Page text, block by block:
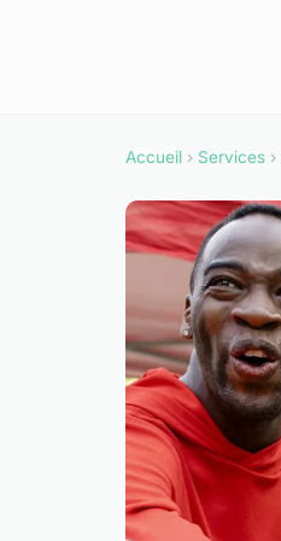
Accueil › Services ›